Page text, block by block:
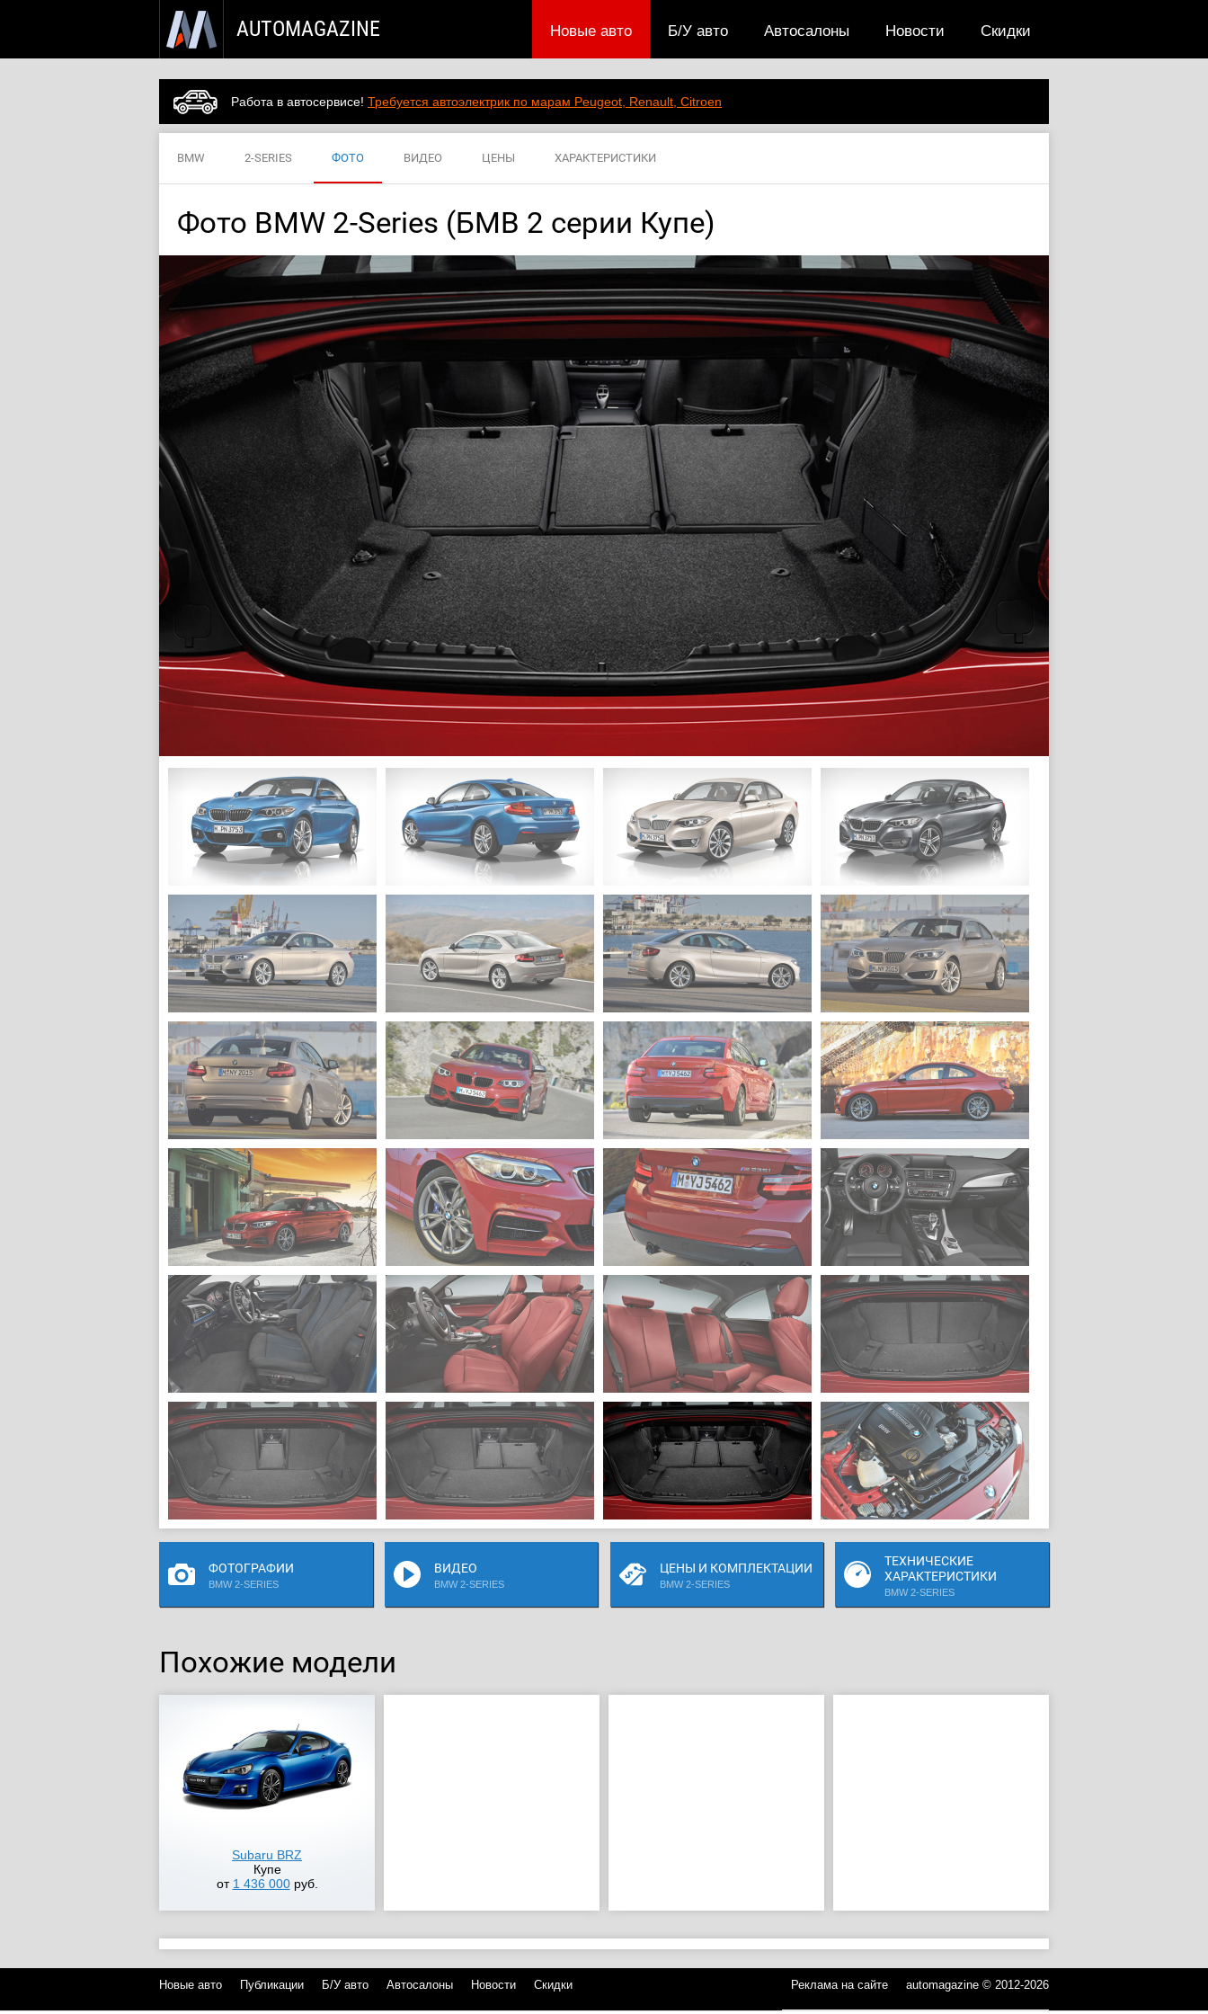
AUTOMAGAZINE Скидки
Новости
Автосалоны
Б/У авто
Новые авто
Работа в автосервисе! Требуется автоэлектрик по марам Peugeot, Renault, Citroen
BMW 2-SERIES ФОТО ВИДЕО ЦЕНЫ ХАРАКТЕРИСТИКИ
Фото BMW 2-Series (БМВ 2 серии Купе)
ФОТОГРАФИИ
BMW 2-SERIES
ВИДЕО
BMW 2-SERIES
ЦЕНЫ И КОМПЛЕКТАЦИИ
BMW 2-SERIES
ТЕХНИЧЕСКИЕ
ХАРАКТЕРИСТИКИ
BMW 2-SERIES
Похожие модели
Subaru BRZ
Купе
от 1 436 000руб.
Новые авто Публикации Б/У авто Автосалоны Новости Скидки Реклама на сайте automagazine © 2012-2026